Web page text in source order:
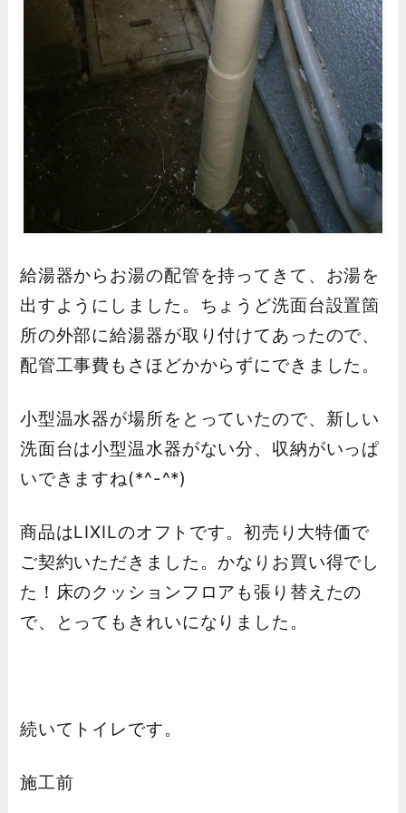
給湯器からお湯の配管を持ってきて、お湯を
出すようにしました。ちょうど洗面台設置箇
所の外部に給湯器が取り付けてあったので、
配管工事費もさほどかからずにできました。
小型温水器が場所をとっていたので、新しい
洗面台は小型温水器がない分、収納がいっぱ
いできますね(*^-^*)
商品はLIXILのオフトです。初売り大特価で
ご契約いただきました。かなりお買い得でし
た！床のクッションフロアも張り替えたの
で、とってもきれいになりました。
続いてトイレです。
施工前